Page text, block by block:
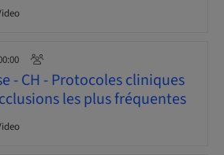
- CH - Protocoles cliniques
les plus fréquentes